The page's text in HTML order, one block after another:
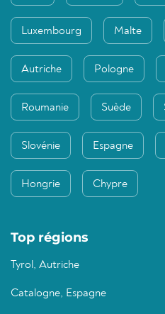
Luxembourg Malte
Autriche Pologne
Roumanie Suède
Slovénie Espagne
Hongrie Chypre
Top régions
Tyrol, Autriche
Catalogne, Espagne